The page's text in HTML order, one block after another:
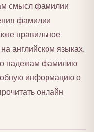
смысл фамилии
фамилии
правильное
английском языках.
падежам фамилию
информацию о
онлайн